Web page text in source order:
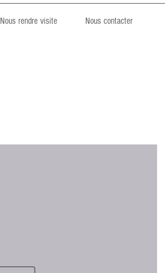
Nous rendre visite Nous contacter